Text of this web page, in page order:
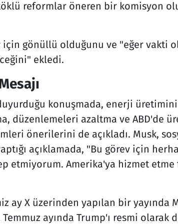
reformlar öneren bir komisyon
için gönüllü olduğunu ve "eğer vakti
ekledi.
konuşmada, enerji
düzenlemeleri azaltma ve ABD'de
önerilerini de açıkladı. Musk,
açıklamada, "Bu görev için
etmiyorum. Amerika'ya hizmet etme
ay X üzerinden yapılan bir yayında
Temmuz ayında Trump'ı resmi olarak